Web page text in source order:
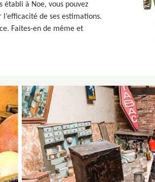
établi à Noe, vous pouvez
de ses estimations.
Faites-en de même et